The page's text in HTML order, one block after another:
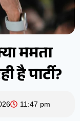
ममता
पार्टी?
11:47 pm